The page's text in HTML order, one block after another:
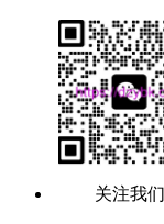
关注我们